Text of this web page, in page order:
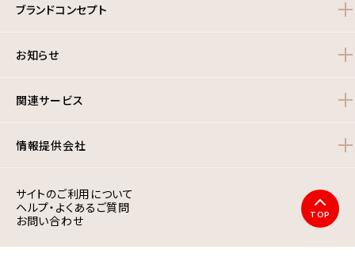
ブランドコンセプト
お知らせ
関連サービス
情報提供会社
サイトのご利用について
ヘルプ・よくあるご質問
お問い合わせ
TOP